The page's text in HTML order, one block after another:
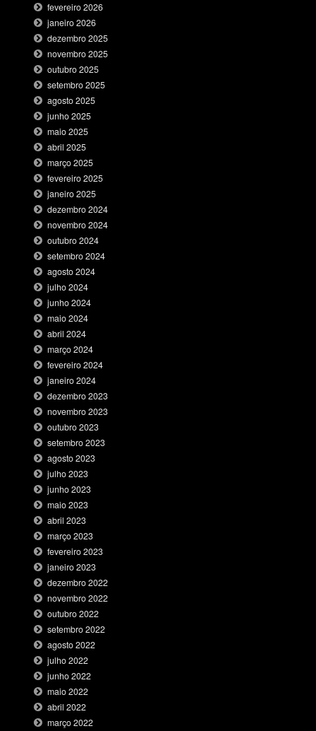
fevereiro 2026
janeiro 2026
dezembro 2025
novembro 2025
outubro 2025
setembro 2025
agosto 2025
junho 2025
maio 2025
abril 2025
março 2025
fevereiro 2025
janeiro 2025
dezembro 2024
novembro 2024
outubro 2024
setembro 2024
agosto 2024
julho 2024
junho 2024
maio 2024
abril 2024
março 2024
fevereiro 2024
janeiro 2024
dezembro 2023
novembro 2023
outubro 2023
setembro 2023
agosto 2023
julho 2023
junho 2023
maio 2023
abril 2023
março 2023
fevereiro 2023
janeiro 2023
dezembro 2022
novembro 2022
outubro 2022
setembro 2022
agosto 2022
julho 2022
junho 2022
maio 2022
abril 2022
março 2022